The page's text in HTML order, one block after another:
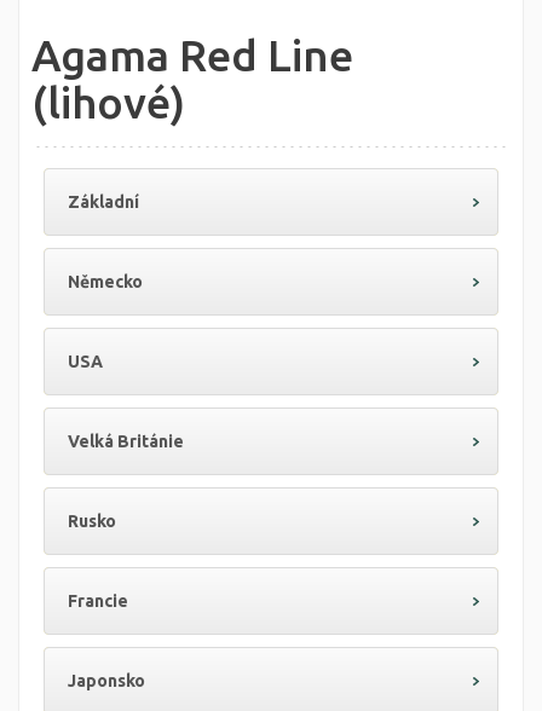
Agama Red Line
(lihové)
Základní
Německo
USA
Velká Británie
Rusko
Francie
Japonsko